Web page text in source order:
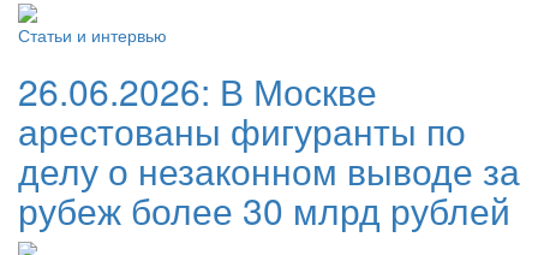
Статьи и интервью
26.06.2026: В Москве
арестованы фигуранты по
делу о незаконном выводе за
рубеж более 30 млрд рублей